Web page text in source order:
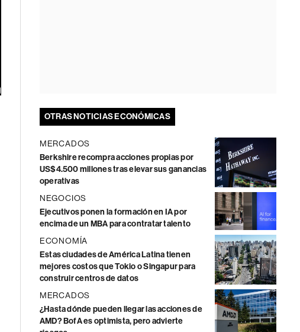
OTRAS NOTICIAS ECONÓMICAS
MERCADOS
Berkshire recompra acciones propias por
US$4.500 millones tras elevar sus ganancias
operativas
NEGOCIOS
Ejecutivos ponen la formación en IA por
encima de un MBA para contratar talento
ECONOMÍA
Estas ciudades de América Latina tienen
mejores costos que Tokio o Singapur para
construir centros de datos
MERCADOS
¿Hasta dónde pueden llegar las acciones de
AMD? BofA es optimista, pero advierte